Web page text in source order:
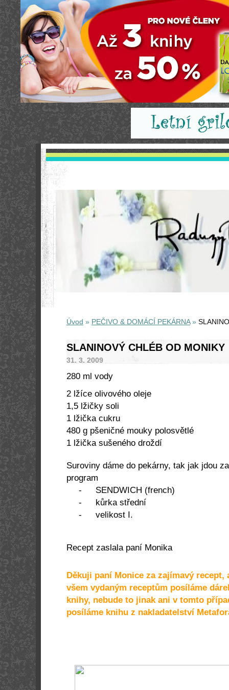
Úvod » PEČIVO & DOMÁCÍ PEKÁRNA»
SLANINOVÝ CHLÉB OD MONIKY
31. 3. 2009
280 ml vody
2 lžíce olivového oleje
1,5 lžičky soli
1 lžička cukru
480 g pšeničné mouky polosvětlé
1 lžička sušeného droždí
Suroviny dáme do pekárny, tak jak jdou
program
-
SENDWICH (french)
-
kůrka střední
-
velikost I.
Recept zaslala paní Monika
Děkuji paní Monice za zajímavý recept,
všem vydaným receptům posíláme
knihy, nebude to jinak ani v tomto
posíláme knihu z nakladatelství